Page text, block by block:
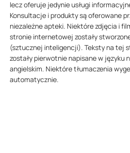
lecz oferuje jedynie usługi
Konsultacje i produkty są oferowane
niezależne apteki. Niektóre zdjęcia i
stronie internetowej zostały
(sztucznej inteligencji). Teksty na tej
zostały pierwotnie napisane w języku
angielskim. Niektóre tłumaczenia
automatycznie.